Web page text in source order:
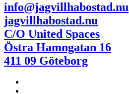
info@jagvillhabostad.nu
jagvillhabostad.nu
C/O United Spaces
Östra Hamngatan 16
411 09 Göteborg